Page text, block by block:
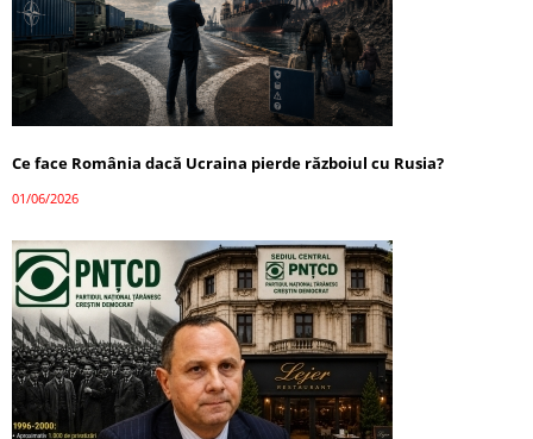
Ce face România dacă Ucraina pierde războiul cu Rusia?
01/06/2026